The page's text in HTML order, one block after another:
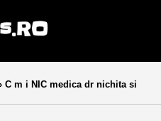
C m i NIC medica dr nichita si